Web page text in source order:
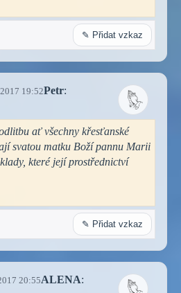
✎ Přidat vzkaz
19:52Petr:
ať všechny křesťanské
svatou matku Boží pannu Marii
které její prostřednictví
✎ Přidat vzkaz
20:55ALENA: